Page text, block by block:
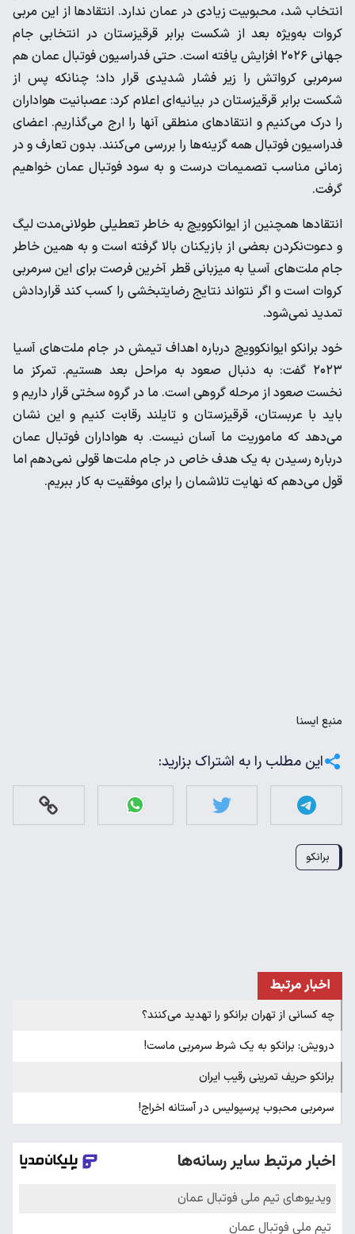
انتخاب شد، محبوبیت زیادی در عمان ندارد. انتقادها از این مربی
کروات به‌ویژه بعد از شکست برابر قرقیزستان در انتخابی جام
جهانی ۲۰۲۶ افزایش یافته است. حتی فدراسیون فوتبال عمان هم
سرمربی کرواتش را زیر فشار شدیدی قرار داد؛ چنانکه پس از
شکست برابر قرقیزستان در بیانیه‌ای اعلام کرد: عصبانیت هواداران
را درک می‌کنیم و انتقادهای منطقی آنها را ارج می‌گذاریم. اعضای
فدراسیون فوتبال همه گزینه‌ها را بررسی می‌کنند. بدون تعارف و در
زمانی مناسب تصمیمات درست و به سود فوتبال عمان خواهیم
گرفت.
انتقادها همچنین از ایوانکوویچ به خاطر تعطیلی طولانی‌مدت لیگ
و دعوت‌نکردن بعضی از بازیکنان بالا گرفته است و به همین خاطر
جام ملت‌های آسیا به میزبانی قطر آخرین فرصت برای این سرمربی
کروات است و اگر نتواند نتایج رضایتبخشی را کسب کند قراردادش
تمدید نمی‌شود.
خود برانکو ایوانکوویچ درباره اهداف تیمش در جام ملت‌های آسیا
۲۰۲۳ گفت: به دنبال صعود به مراحل بعد هستیم. تمرکز ما
نخست صعود از مرحله گروهی است. ما در گروه سختی قرار داریم و
باید با عربستان، قرقیزستان و تایلند رقابت کنیم و این نشان
می‌دهد که ماموریت ما آسان نیست. به هواداران فوتبال عمان
درباره رسیدن به یک هدف خاص در جام ملت‌ها قولی نمی‌دهم اما
قول می‌دهم که نهایت تلاشمان را برای موفقیت به کار ببریم.
منبع ايسنا
این مطلب را به اشتراک بزارید:
برانکو
اخبار مرتبط
چه کسانی از تهران برانکو را تهدید می‌کنند؟
درویش: برانکو به یک شرط سرمربی ماست!
برانکو حریف تمرینی رقیب ایران
سرمربی محبوب پرسپولیس در آستانه اخراج!